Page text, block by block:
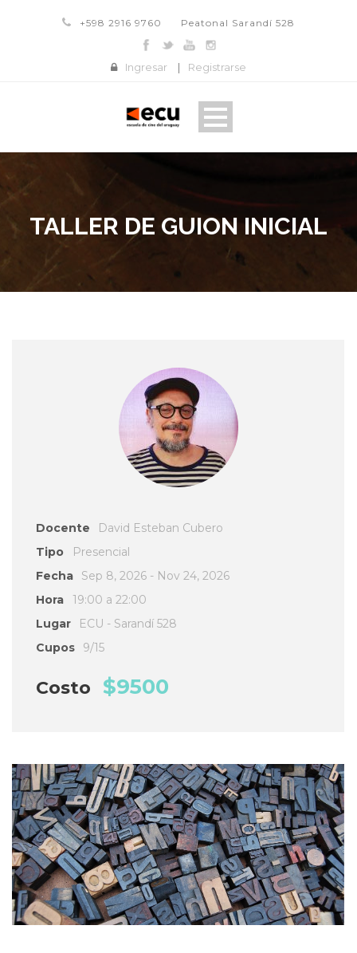
+598 2916 9760 Peatonal Sarandí 528
Ingresar | Registrarse
TALLER DE GUION INICIAL
Docente
David Esteban Cubero
Tipo
Presencial
Fecha
Sep 8, 2026 - Nov 24, 2026
Hora
19:00 a 22:00
Lugar
ECU - Sarandí 528
Cupos
9/15
Costo $9500